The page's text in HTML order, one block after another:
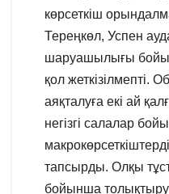
көрсеткіш
Тереңкөл, Успен
шаруашылығы
қол
аяқталуға екі ай
негізгі салалар
тапсырды. Олқы
бойынша толықтыру